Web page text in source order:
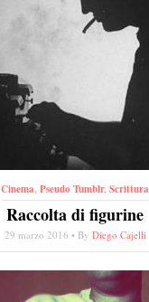
Cinema,Pseudo Tumblr,Scrittura
Raccolta di figurine
29 marzo 2016 • By Diego Cajelli